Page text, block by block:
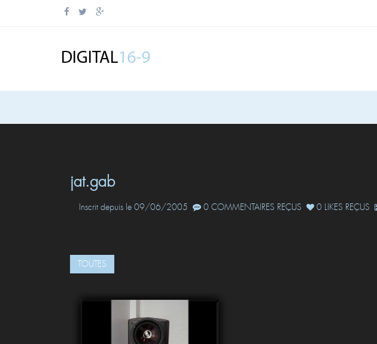
jat.gab
Inscrit depuis le 09/06/2005 0 COMMENTAIRES REÇUS 0 LIKES REÇUS
TOUTES